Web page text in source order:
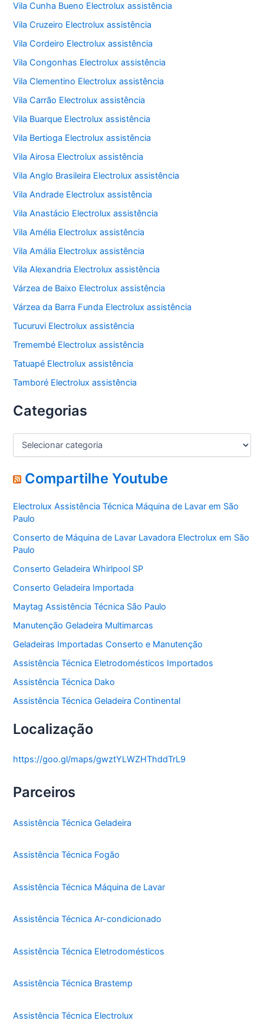
Vila Cunha Bueno Electrolux assistência
Vila Cruzeiro Electrolux assistência
Vila Cordeiro Electrolux assistência
Vila Congonhas Electrolux assistência
Vila Clementino Electrolux assistência
Vila Carrão Electrolux assistência
Vila Buarque Electrolux assistência
Vila Bertioga Electrolux assistência
Vila Airosa Electrolux assistência
Vila Anglo Brasileira Electrolux assistência
Vila Andrade Electrolux assistência
Vila Anastácio Electrolux assistência
Vila Amélia Electrolux assistência
Vila Amália Electrolux assistência
Vila Alexandria Electrolux assistência
Várzea de Baixo Electrolux assistência
Várzea da Barra Funda Electrolux assistência
Tucuruvi Electrolux assistência
Tremembé Electrolux assistência
Tatuapé Electrolux assistência
Tamboré Electrolux assistência
Categorias
C
e
g
r
i
a
s
Compartilhe Youtube
Electrolux Assistência Técnica Máquina de Lavar em São
Paulo
Conserto de Máquina de Lavar Lavadora Electrolux em São
Paulo
Conserto Geladeira Whirlpool SP
Conserto Geladeira Importada
Maytag Assistência Técnica São Paulo
Manutenção Geladeira Multimarcas
Geladeiras Importadas Conserto e Manutenção
Assistência Técnica Eletrodomésticos Importados
Assistência Técnica Dako
Assistência Técnica Geladeira Continental
Localização
https://goo.gl/maps/gwztYLWZHThddTrL9
Parceiros
Assistência Técnica Geladeira
Assistência Técnica Fogão
Assistência Técnica Máquina de Lavar
Assistência Técnica Ar-condicionado
Assistência Técnica Eletrodomésticos
Assistência Técnica Brastemp
Assistência Técnica Electrolux